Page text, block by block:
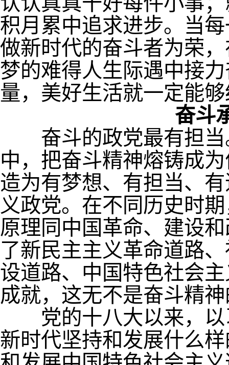
积月累中追求进步。当
做新时代的奋斗者为荣
梦的难得人生际遇中接
量，美好生活就一定能
奋斗
奋斗的政党最有担当
中，把奋斗精神熔铸成
造为有梦想、有担当、
义政党。在不同历史时
原理同中国革命、建设
了新民主主义革命道路
设道路、中国特色社会
成就，这无不是奋斗精
党的十八大以来，以
新时代坚持和发展什么